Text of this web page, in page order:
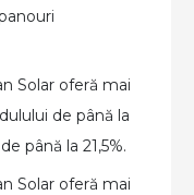
Solar oferă mai
de până la
până la 21,5%.
Solar oferă mai